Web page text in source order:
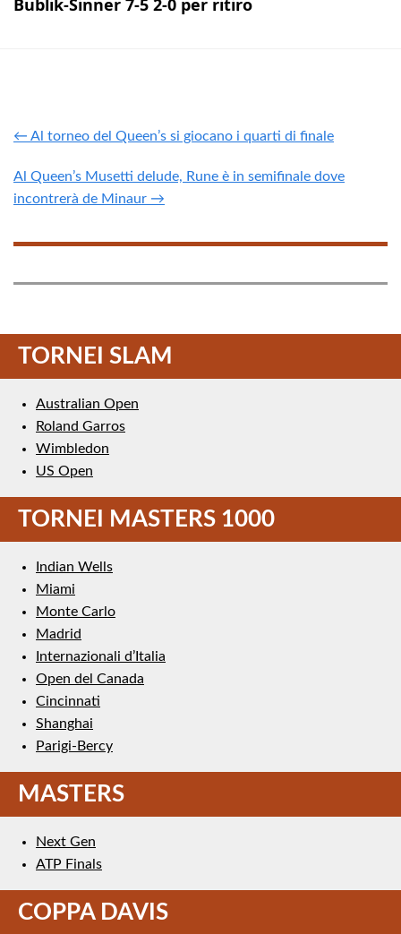
Bublik-Sinner 7-5 2-0 per ritiro
← Al torneo del Queen’s si giocano i quarti di finale
Al Queen’s Musetti delude, Rune è in semifinale dove
incontrerà de Minaur →
TORNEI SLAM
Australian Open
Roland Garros
Wimbledon
US Open
TORNEI MASTERS 1000
Indian Wells
Miami
Monte Carlo
Madrid
Internazionali d’Italia
Open del Canada
Cincinnati
Shanghai
Parigi-Bercy
MASTERS
Next Gen
ATP Finals
COPPA DAVIS